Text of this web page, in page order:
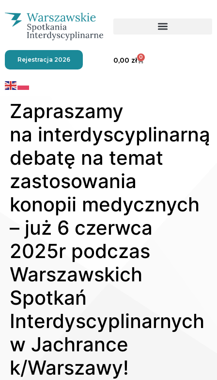
Rejestracja 2026 0,00 zł 0
Zapraszamy
na interdyscyplinarną
debatę na temat
zastosowania
konopii medycznych
– już 6 czerwca
2025r podczas
Warszawskich
Spotkań
Interdyscyplinarnych
w Jachrance
k/Warszawy!